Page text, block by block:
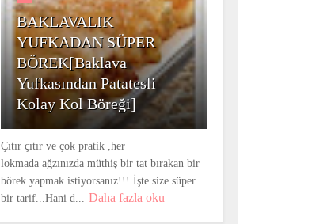
BAKLAVALIK
YUFKADAN SÜPER
BÖREK[Baklava
Yufkasından Patatesli
Kolay Kol Böreği]
Çıtır çıtır ve çok pratik ,her
lokmada ağzınızda müthiş bir tat bırakan bir
börek yapmak istiyorsanız!!! İşte size süper
bir tarif...Hani d... Daha fazla oku